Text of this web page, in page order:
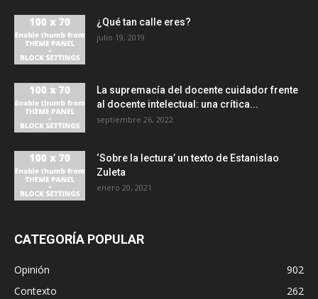
¿Qué tan calle eres?
julio 19, 2019
La supremacía del docente cuidador frente
al docente intelectual: una crítica...
septiembre 26, 2022
‘Sobre la lectura’ un texto de Estanislao
Zuleta
enero 20, 2021
CATEGORÍA POPULAR
Opinión
902
Contexto
262